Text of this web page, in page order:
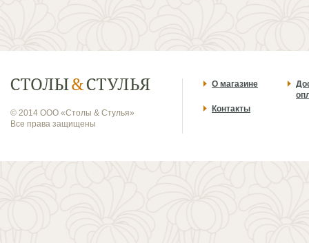
© 2014 ООО «Столы & Стулья»
Все права защищены
О магазине
Контакты